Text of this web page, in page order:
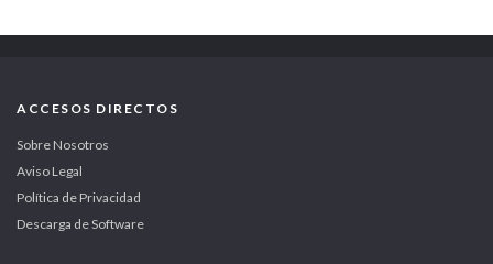
ACCESOS DIRECTOS
Sobre Nosotros
Aviso Legal
Política de Privacidad
Descarga de Software